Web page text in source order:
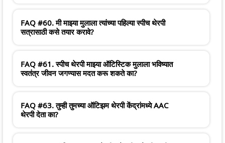
FAQ #60. मी माझ्या मुलाला त्यांच्या पहिल्या स्पीच थेरपी
सत्रासाठी कसे तयार करावे?
FAQ #61. स्पीच थेरपी माझ्या ऑटिस्टिक मुलाला भविष्यात
स्वतंत्र जीवन जगण्यास मदत करू शकते का?
FAQ #63. तुम्ही तुमच्या ऑटिझम थेरपी केंद्रांमध्ये AAC
थेरपी देता का?